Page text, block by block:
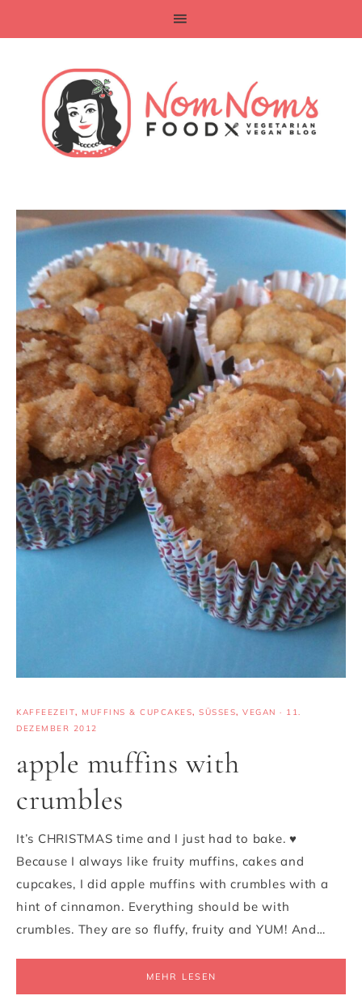
KAFFEEZEIT, MUFFINS & CUPCAKES, SÜSSES , VEGAN · 11.
DEZEMBER 2012
apple muffins with
crumbles
It’s CHRISTMAS time and I just had to bake. ♥
Because I always like fruity muffins, cakes and
cupcakes, I did apple muffins with crumbles with a
hint of cinnamon. Everything should be with
crumbles. They are so fluffy, fruity and YUM! And…
MEHR LESEN